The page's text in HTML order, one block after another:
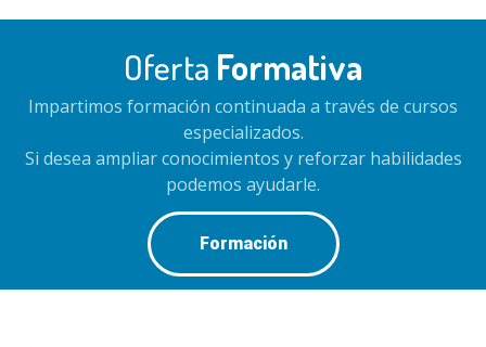
Oferta Formativa
Impartimos formación continuada a través de cursos
especializados.
Si desea ampliar conocimientos y reforzar habilidades
podemos ayudarle.
Formación